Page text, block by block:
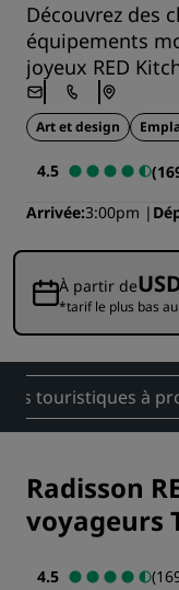
Découvrez des
équipements
joyeux RED
Art et design
4.5
Arrivée 3:00pm
À partir de
*tarif le plus bas
touristiques à
Radisson
voyageurs
4.5